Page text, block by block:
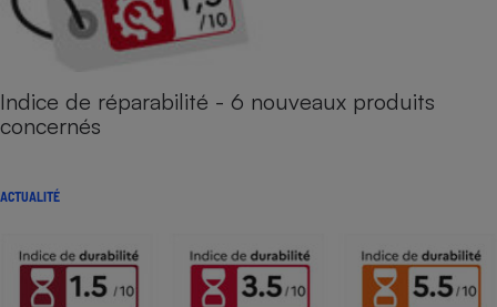
Indice de réparabilité - 6 nouveaux produits
concernés
ACTUALITÉ